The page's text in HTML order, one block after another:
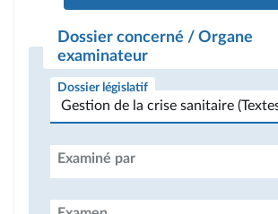
Dossier concerné / Organe
examinateur
Dossier législatif
Examiné par